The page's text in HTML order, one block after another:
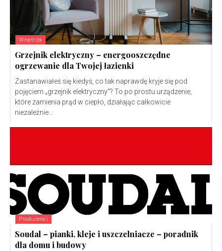
Wnętrza
Grzejnik elektryczny – energooszczędne
ogrzewanie dla Twojej łazienki
Zastanawiałeś się kiedyś, co tak naprawdę kryje się pod
pojęciem „grzejnik elektryczny”? To po prostu urządzenie,
które zamienia prąd w ciepło, działając całkowicie
niezależnie...
Producenci
Soudal – pianki, kleje i uszczelniacze – poradnik
dla domu i budowy